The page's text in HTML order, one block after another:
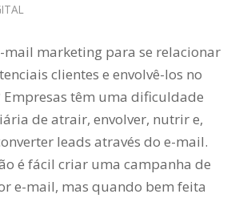
mail marketing para se relacionar
clientes e envolvê-los no
Empresas têm uma dificuldade
de atrair, envolver, nutrir e,
leads através do e-mail.
é fácil criar uma campanha de
e-mail, mas quando bem feita